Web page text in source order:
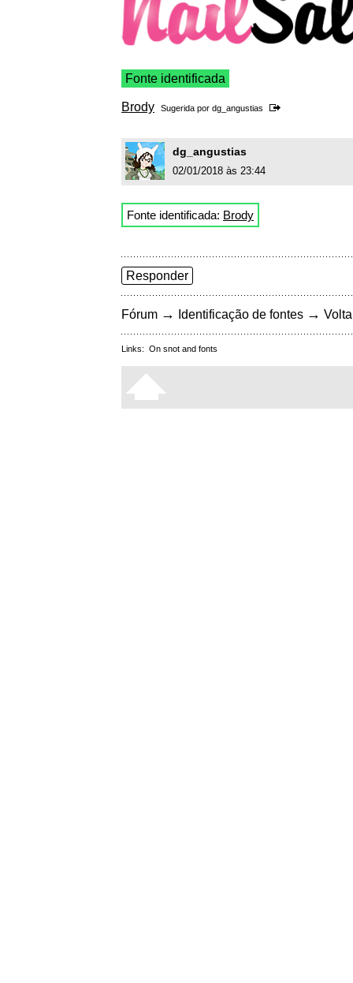
Fonte identificada
Brody Sugerida por dg_angustias
dg_angustias
02/01/2018 às 23:44
Fonte identificada: Brody
Responder
Fórum → Identificação de fontes →
Links: On snot and fonts